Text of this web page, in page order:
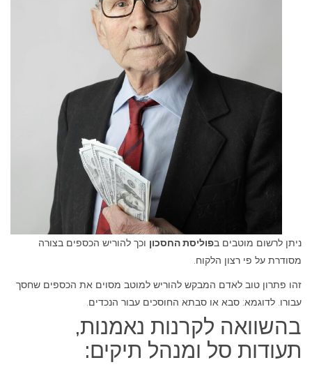
ניתן לרשום מוטבים בפוליסת החסכון וכך להוריש הכספים בצורה
מסודרת על פי רצון הלקוח.
זהו פתרון טוב לאדם המבקש להוריש למוטב מסוים את הכספים שחסך
עבורו. לדוגמא: סבא או סבתא החוסכים עבור הנכדים.
בהשוואה לקרנות נאמנות,
תעודות סל ומנהל תיקים: